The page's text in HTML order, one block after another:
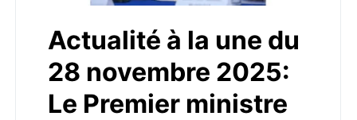
Actualité à la une du
28 novembre 2025:
Le Premier ministre